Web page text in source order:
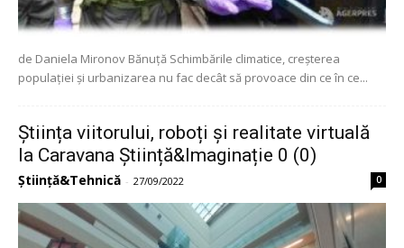
de Daniela Mironov Bănuță Schimbările climatice, creșterea
populației și urbanizarea nu fac decât să provoace din ce în ce...
Știința viitorului, roboți și realitate virtuală
la Caravana Știință&Imaginație 0 (0)
Știință&Tehnică - 27/09/2022 0